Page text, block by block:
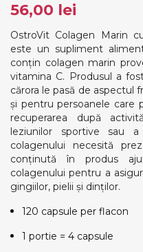
56,00 lei
OstroVit Colagen Marin
este un supliment
conțin colagen marin
vitamina C. Produsul a
cărora le pasă de aspectul
și pentru persoanele care
recuperarea după
leziunilor sportive sau
colagenului necesită
conținută în produs
colagenului pentru a
gingiilor, pielii și dinților.
120 capsule per flacon
1 portie = 4 capsule